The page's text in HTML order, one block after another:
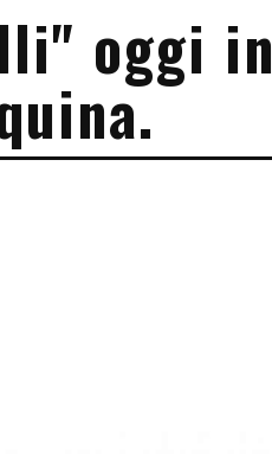
oggi in